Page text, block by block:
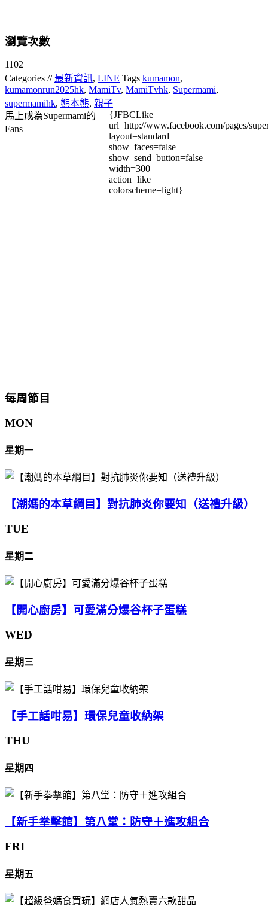
瀏覽次數
1102
Categories // 最新資訊, LINE Tags kumamon,
kumamonrun2025hk, MamiTv, MamiTvhk, Supermami,
supermamihk, 熊本熊, 親子
馬上成為Supermami的
Fans
{JFBCLike
url=http://www.facebook.com/pages/
layout=standard
show_faces=false
show_send_button=false
width=300
action=like
colorscheme=light}
每周節目
MON
星期一
【潮媽的本草綱目】對抗肺炎你要知（送禮升級）
TUE
星期二
【開心廚房】可愛滿分爆谷杯子蛋糕
WED
星期三
【手工話咁易】環保兒童收納架
THU
星期四
【新手拳擊館】第八堂：防守＋進攻組合
FRI
星期五